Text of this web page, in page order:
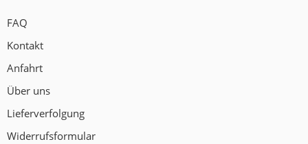
FAQ
Kontakt
Anfahrt
Über uns
Lieferverfolgung
Widerrufsformular